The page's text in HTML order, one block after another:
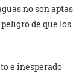
no son aptas
de que los
e inesperado